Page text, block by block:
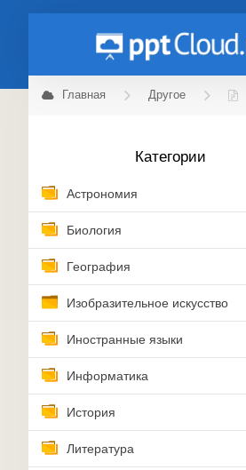
Главная Другое
Категории
Астрономия
Биология
География
Изобразительное искусство
Иностранные языки
Информатика
История
Литература